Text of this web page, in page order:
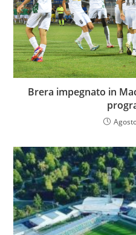
Brera impegnato in